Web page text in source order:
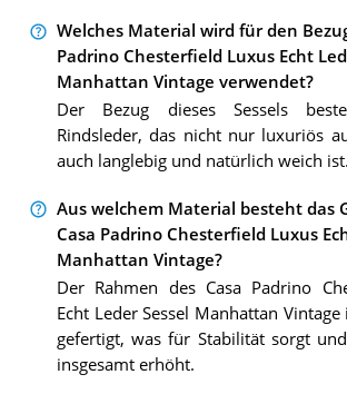
Welches Material wird für den
Padrino Chesterfield Luxus Echt
Manhattan Vintage verwendet?
Der Bezug dieses Sessels
Rindsleder, das nicht nur luxuriös
auch langlebig und natürlich weich ist.
Aus welchem Material besteht das
Casa Padrino Chesterfield Luxus
Manhattan Vintage?
Der Rahmen des Casa Padrino
Echt Leder Sessel Manhattan
gefertigt, was für Stabilität sorgt
insgesamt erhöht.